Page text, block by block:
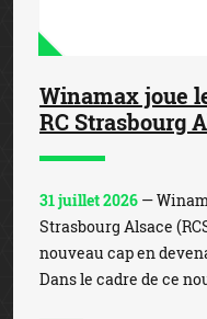
Winamax joue
RC Strasbourg
31 juillet 2026 —
Strasbourg Alsace
nouveau cap en
Dans le cadre de ce